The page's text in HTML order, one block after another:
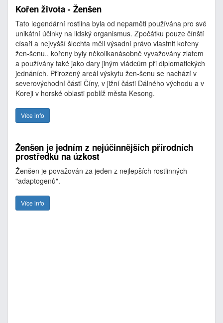
Kořen života - Ženšen
Tato legendární rostlina byla od nepaměti používána pro své
unikátní účinky na lidský organismus. Zpočátku pouze čínští
císaři a nejvyšší šlechta měli výsadní právo vlastnit kořeny
žen-šenu., kořeny byly několikanásobně vyvažovány zlatem
a používány také jako dary jiným vládcům při diplomatických
jednáních. Přirozený areál výskytu žen-šenu se nachází v
severovýchodní části Číny, v jižní části Dálného východu a v
Koreji v horské oblasti poblíž města Kesong.
Více info
Ženšen je jedním z nejúčinnějších přírodních
prostředků na úzkost
Ženšen je považován za jeden z nejlepších rostlinných
"adaptogenů".
Více info